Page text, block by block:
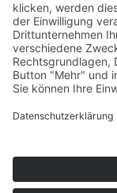
konkrete Schritte
›Solaranlage
LichtBlick
Jetzt an der
Wir möchten
kostenlose
umgehend nach